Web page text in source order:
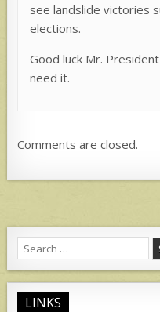
see landslide victories
elections.
Good luck Mr.
need it.
Comments are closed.
Search
for:
LINKS